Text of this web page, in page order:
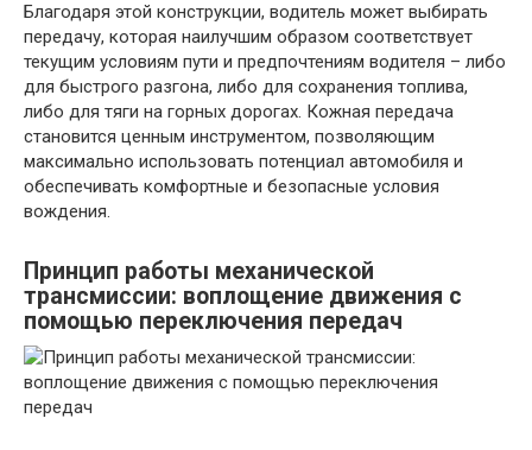
Благодаря этой конструкции, водитель может выбирать
передачу, которая наилучшим образом соответствует
текущим условиям пути и предпочтениям водителя – либо
для быстрого разгона, либо для сохранения топлива,
либо для тяги на горных дорогах. Кожная передача
становится ценным инструментом, позволяющим
максимально использовать потенциал автомобиля и
обеспечивать комфортные и безопасные условия
вождения.
Принцип работы механической
трансмиссии: воплощение движения с
помощью переключения передач